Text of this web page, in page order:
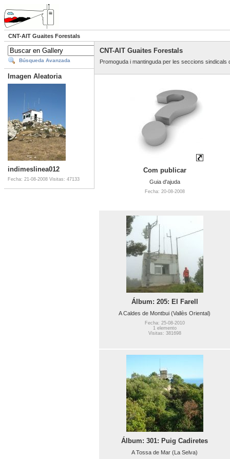
CNT-AIT Guaites Forestals
Búsqueda Avanzada
Imagen Aleatoria
indimeslinea012
Fecha: 21-08-2008 Visitas: 47133
CNT-AIT Guaites Forestals
Promoguda i mantinguda per les seccions
Com publicar
Guia d'ajuda
Fecha: 20-08-2008
Álbum: 205: El Farell
A Caldes de Montbui (Vallès Oriental)
Fecha: 25-08-2010
1 elemento
Visitas: 381698
Álbum: 301: Puig Cadiretes
A Tossa de Mar (La Selva)